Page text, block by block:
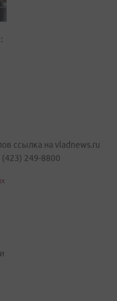
ссылка на vladnews.ru
249-8800